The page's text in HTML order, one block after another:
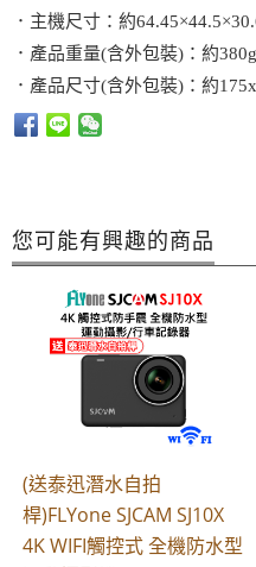
．主機尺寸：約
．產品重量(含外包裝)：約380g
．產品尺寸(含外包裝)：約
您可能有興趣的商品
(送泰迅潛水自拍
桿)FLYone SJCAM SJ10X
4K WIFI觸控式 全機防水型